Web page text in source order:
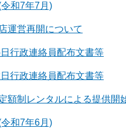
和7年7月)
運営再開について
行政連絡員配布文書等
行政連絡員配布文書等
額制レンタルによる提供開
和7年6月)